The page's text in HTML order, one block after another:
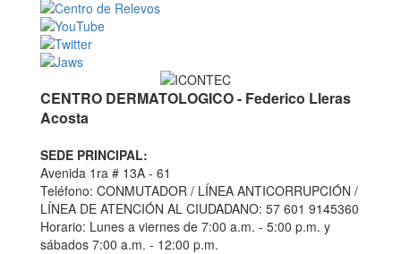
CENTRO DERMATOLOGICO - Federico Lleras
Acosta
SEDE PRINCIPAL:
Avenida 1ra # 13A - 61
Teléfono: CONMUTADOR / LÍNEA ANTICORRUPCIÓN /
LÍNEA DE ATENCIÓN AL CIUDADANO: 57 601 9145360
Horario: Lunes a viernes de 7:00 a.m. - 5:00 p.m. y
sábados 7:00 a.m. - 12:00 p.m.